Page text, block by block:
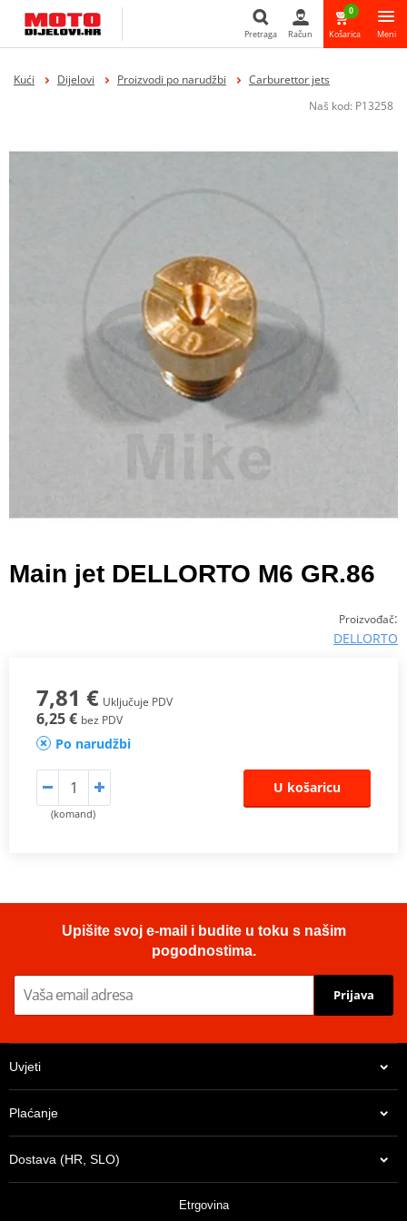
Pretraga
Pretraga Račun
0
Košarica Meni
Kući Dijelovi Proizvodi po narudžbi
Carburettor jets
Naš kod: P13258
Main jet DELLORTO M6 GR.86
Proizvođač:
DELLORTO
7,81 € Uključuje PDV
6,25 € bez PDV
Po narudžbi
(komand)
U košaricu
Upišite svoj e-mail i budite u toku s našim
pogodnostima.
Prijava
Uvjeti
Plaćanje
Dostava (HR, SLO)
Etrgovina